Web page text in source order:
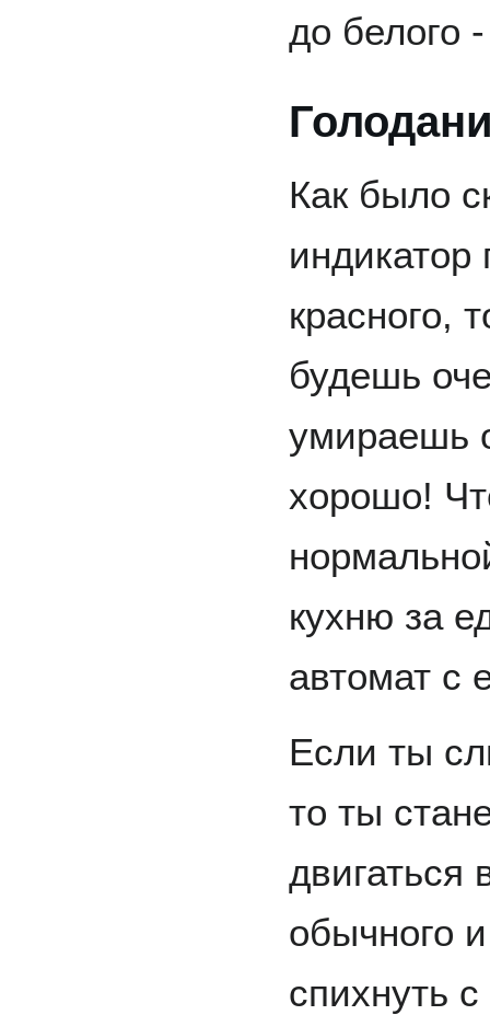
до белого
Как было
индикатор
красного,
будешь
умираешь
хорошо!
кухню за
автомат c
Если ты
то ты
двигаться
обычного
спихнуть